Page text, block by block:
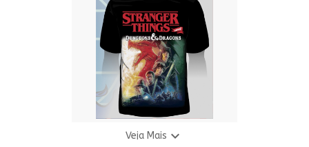
3 X R$ 24,94
Veja Mais 